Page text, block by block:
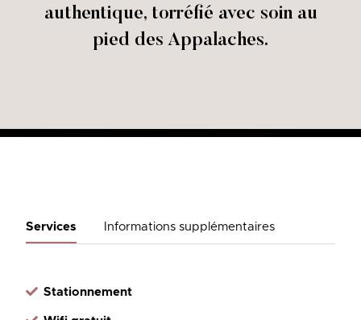
authentique, torréfié avec soin au
pied des Appalaches.
Services Informations supplémentaires
Stationnement